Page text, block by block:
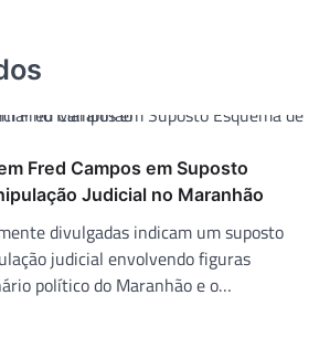
Fred Campos em Suposto
Judicial no Maranhão
divulgadas indicam um suposto
judicial envolvendo figuras
político do Maranhão e o…